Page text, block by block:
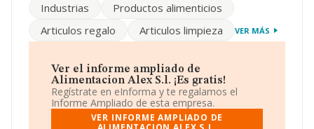
exteriores.
Ha contado con el mismo número de empleados y
según los datos a disposición de INFORMA, ha tenido
sector.
La sociedadAlimentacion Alex S.L, CIF B34162198,
está situada en Plaza Campillo núm. 5, (34210), Dueñas,
en Palencia, Castilla-león.
Industrias
Productos alimenticios
Articulos regalo
Articulos limpieza VER MÁS
Ver el informe ampliado de
Alimentacion Alex S.l. ¡Es gratis!
Regístrate en eInforma y te regalamos el
Informe Ampliado de esta empresa.
VER INFORME AMPLIADO DE